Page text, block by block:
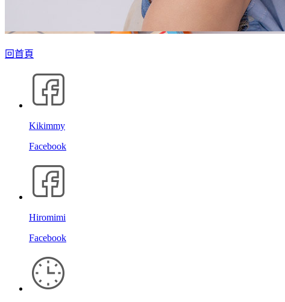
回首頁
Kikimmy
Facebook
Hiromimi
Facebook